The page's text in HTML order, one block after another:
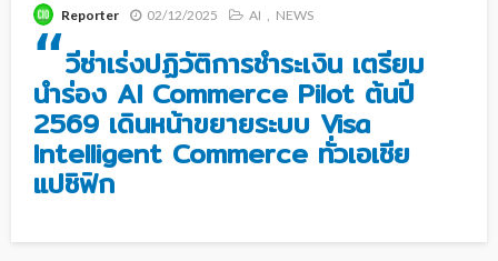
Reporter 02/12/2025 AI NEWS
“วีซ่าเร่งปฏิวัติการชำระเงิน เตรียม
นำร่อง AI Commerce Pilot ต้นปี
2569 เดินหน้าขยายระบบ Visa
Intelligent Commerce ทั่วเอเชีย
แปซิฟิก